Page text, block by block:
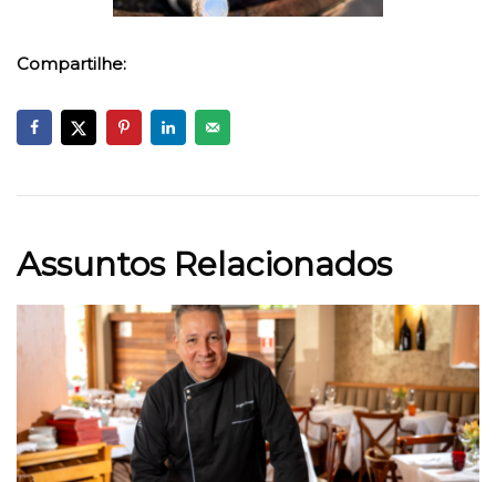
Compartilhe:
Assuntos Relacionados